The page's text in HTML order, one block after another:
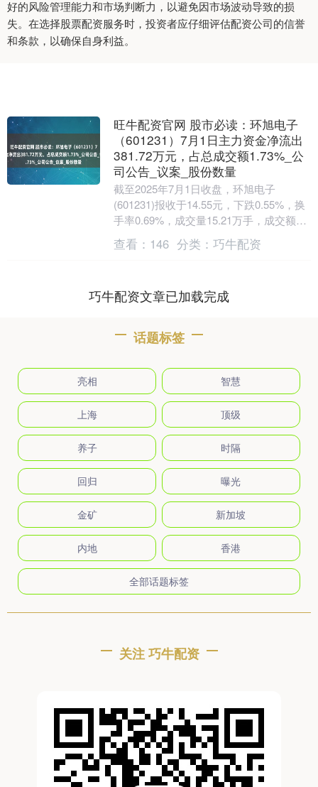
好的风险管理能力和市场判断力，以避免因市场波动导致的损
失。在选择股票配资服务时，投资者应仔细评估配资公司的信誉
和条款，以确保自身利益。
旺牛配资官网 股市必读：环旭电子
（601231）7月1日主力资金净流出
381.72万元，占总成交额1.73%_公
司公告_议案_股份数量
截至2025年7月1日收盘，环旭电子
(601231)报收于14.55元，下跌0.55%，换
手率0.69%，成交量15.21万手，成交额
2.21亿元。 当日关注点....
查看： 146 分类： 巧牛配资
巧牛配资文章已加载完成
话题标签
亮相 智慧
上海 顶级
养子 时隔
回归 曝光
金矿 新加坡
内地 香港
全部话题标签
关注 巧牛配资